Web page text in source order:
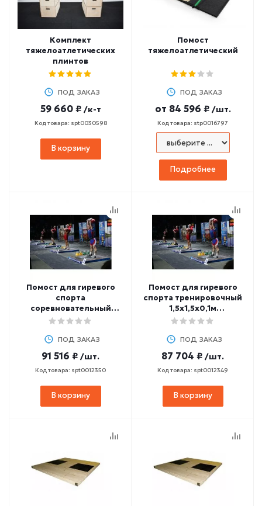
Комплект
тяжелоатлетических
плинтов
ПОД ЗАКАЗ
59 660 ₽ /к-т
Код товара: spt0030598
В корзину
Помост
тяжелоатлетический
ПОД ЗАКАЗ
от 84 596 ₽ /шт.
Код товара: stp0016797
Подробнее
Помост для гиревого
спорта
соревновательный
1,5х1,5х0,1м
1х1х0,02м)
ПОД ЗАКАЗ
91 516 ₽ /шт.
Код товара: spt0012350
В корзину
Помост для гиревого
спорта тренировочный
1,5х1,5х0,1м
(амортизаторы
ПОД ЗАКАЗ
87 704 ₽ /шт.
Код товара: spt0012349
В корзину